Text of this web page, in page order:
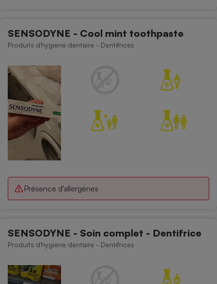
SENSODYNE - Cool mint toothpaste
Produits d'hygiène dentaire - Dentifrices
Présence d'allergènes
SENSODYNE - Soin complet - Dentifrice
Produits d'hygiène dentaire - Dentifrices